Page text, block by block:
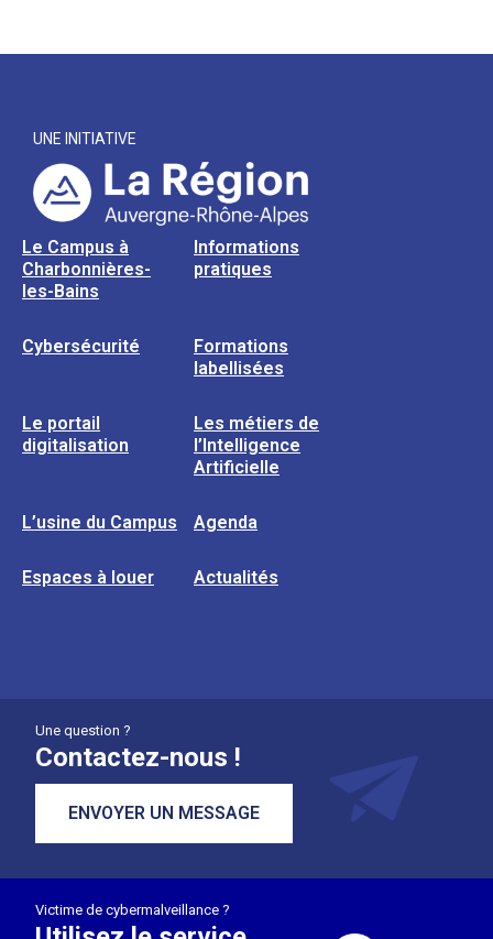
UNE INITIATIVE
Le Campus à
Charbonnières-
les-Bains
Informations
pratiques
Cybersécurité
Formations
labellisées
Le portail
digitalisation
Les métiers de
l’Intelligence
Artificielle
L’usine du Campus Agenda
Espaces à louer Actualités
Une question ?
Contactez-nous !
ENVOYER UN MESSAGE
Victime de cybermalveillance ?